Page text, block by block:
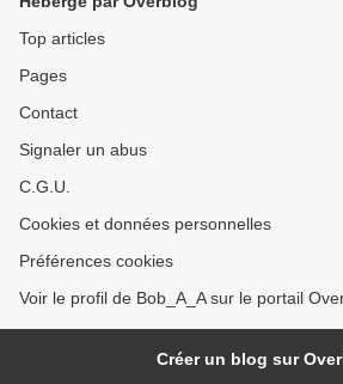
Top articles
Pages
Contact
Signaler un abus
C.G.U.
Cookies et données personnelles
Préférences cookies
Voir le profil de Bob_A_A sur le portail
Créer un blog sur